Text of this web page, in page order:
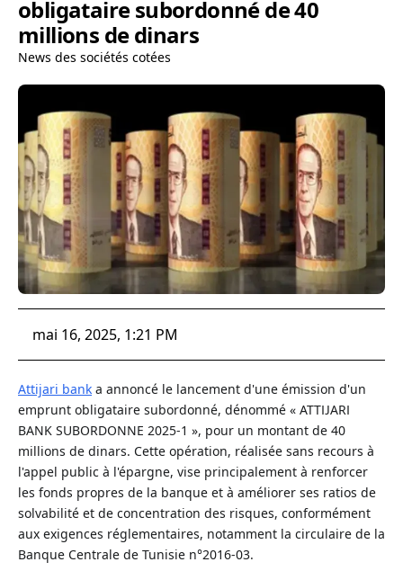
obligataire subordonné de 40
millions de dinars
News des sociétés cotées
mai 16, 2025, 1:21 PM
Attijari bank a annoncé le lancement d'une émission d'un
emprunt obligataire subordonné, dénommé « ATTIJARI
BANK SUBORDONNE 2025-1 », pour un montant de 40
millions de dinars. Cette opération, réalisée sans recours à
l'appel public à l'épargne, vise principalement à renforcer
les fonds propres de la banque et à améliorer ses ratios de
solvabilité et de concentration des risques, conformément
aux exigences réglementaires, notamment la circulaire de la
Banque Centrale de Tunisie n°2016-03.